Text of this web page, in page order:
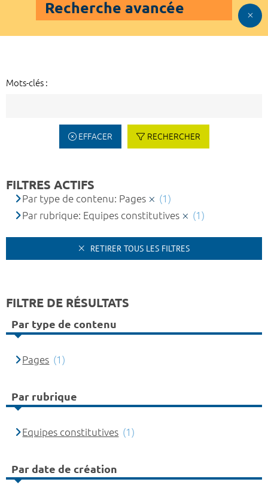
Recherche avancée
Mots-clés :
EFFACER RECHERCHER
FILTRES ACTIFS
Par type de contenu: Pages
(1)
Par rubrique: Equipes constitutives
(1)
RETIRER TOUS LES FILTRES
FILTRE DE RÉSULTATS
Par type de contenu
Pages (1)
Par rubrique
Equipes constitutives (1)
Par date de création